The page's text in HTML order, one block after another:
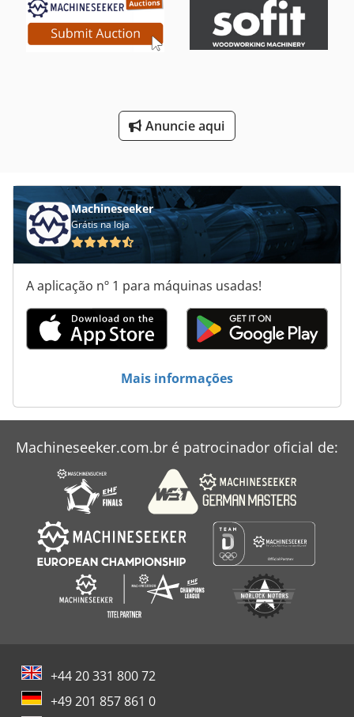
Máquinas De Enfardar
Máquinas De Lenha Anuncie aqui
Machineseeker
Grátis na loja
A aplicação nº 1 para máquinas usadas!
Mais informações
Machineseeker.com.br é patrocinador oficial de:
+44 20 331 800 72
+49 201 857 861 0